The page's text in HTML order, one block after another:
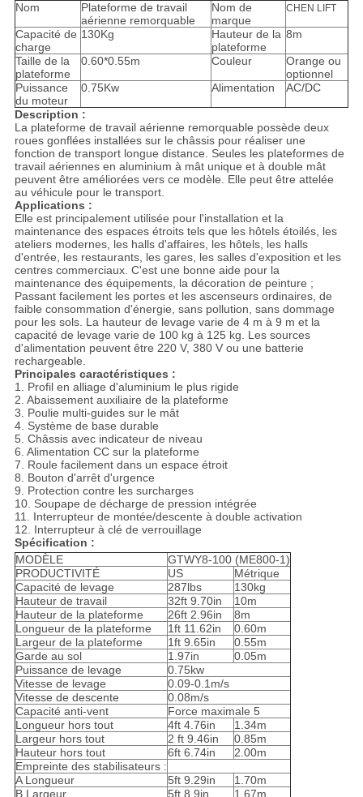
Nom
Plateforme de travail
aérienne remorquable
Nom de
marque
CHEN LIFT
Capacité de
charge
130Kg
Hauteur de la
plateforme
8m
Taille de la
plateforme
0.60*0.55m Couleur
Orange ou
optionnel
Puissance
du moteur
0.75Kw Alimentation AC/DC
Description :
La plateforme de travail aérienne remorquable possède deux
roues gonflées installées sur le châssis pour réaliser une
fonction de transport longue distance. Seules les plateformes de
travail aériennes en aluminium à mât unique et à double mât
peuvent être améliorées vers ce modèle. Elle peut être attelée
au véhicule pour le transport.
Applications :
Elle est principalement utilisée pour l'installation et la
maintenance des espaces étroits tels que les hôtels étoilés, les
ateliers modernes, les halls d'affaires, les hôtels, les halls
d'entrée, les restaurants, les gares, les salles d'exposition et les
centres commerciaux. C'est une bonne aide pour la
maintenance des équipements, la décoration de peinture ;
Passant facilement les portes et les ascenseurs ordinaires, de
faible consommation d'énergie, sans pollution, sans dommage
pour les sols. La hauteur de levage varie de 4 m à 9 m et la
capacité de levage varie de 100 kg à 125 kg. Les sources
d'alimentation peuvent être 220 V, 380 V ou une batterie
rechargeable.
Principales caractéristiques :
1. Profil en alliage d'aluminium le plus rigide
2. Abaissement auxiliaire de la plateforme
3. Poulie multi-guides sur le mât
4. Système de base durable
5. Châssis avec indicateur de niveau
6. Alimentation CC sur la plateforme
7. Roule facilement dans un espace étroit
8. Bouton d'arrêt d'urgence
9. Protection contre les surcharges
10. Soupape de décharge de pression intégrée
11. Interrupteur de montée/descente à double activation
12. Interrupteur à clé de verrouillage
Spécification :
MODÈLE
GTWY8-100 (ME800-1)
PRODUCTIVITÉ
US
Métrique
Capacité de levage
287lbs
130kg
Hauteur de travail
32ft 9.70in
10m
Hauteur de la plateforme
26ft 2.96in
8m
Longueur de la plateforme
1ft 11.62in
0.60m
Largeur de la plateforme
1ft 9.65in
0.55m
Garde au sol
1.97in
0.05m
Puissance de levage
0.75kw
Vitesse de levage
0.09-0.1m/s
Vitesse de descente
0.08m/s
Capacité anti-vent
Force maximale 5
Longueur hors tout
4ft 4.76in
1.34m
Largeur hors tout
2 ft 9.46in
0.85m
Hauteur hors tout
6ft 6.74in
2.00m
Empreinte des stabilisateurs :
A Longueur
5ft 9.29in
1.70m
B Largeur
5ft 8.9in 1.67m